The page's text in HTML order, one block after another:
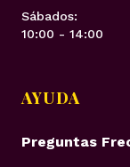
Sábados:
10:00 - 14:00
AYUDA
Preguntas